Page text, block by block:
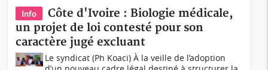
Info
Côte d'Ivoire : Biologie médicale,
un projet de loi contesté pour son
caractère jugé excluant
Le syndicat (Ph Koaci) À la veille de l’adoption